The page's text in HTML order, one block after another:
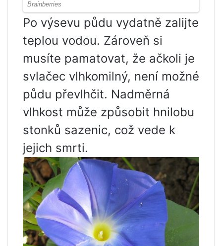
Po výsevu půdu vydatně zalijte
teplou vodou. Zároveň si
musíte pamatovat, že ačkoli je
svlačec vlhkomilný, není možné
půdu převlhčit. Nadměrná
vlhkost může způsobit hnilobu
stonků sazenic, což vede k
jejich smrti.